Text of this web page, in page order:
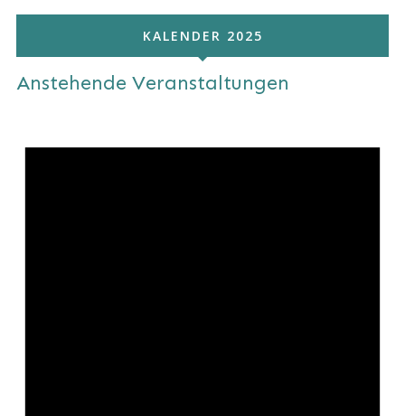
KALENDER 2025
Anstehende Veranstaltungen